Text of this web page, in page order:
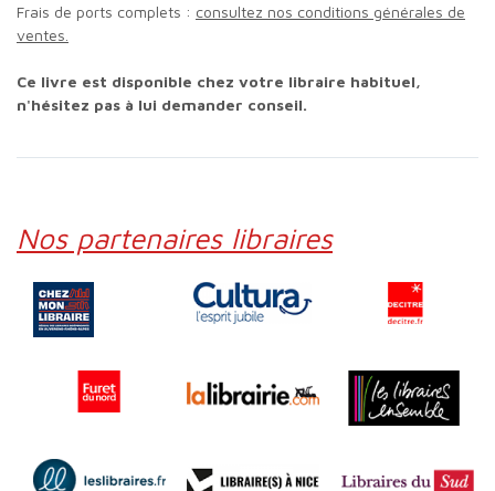
Frais de ports complets : consultez nos conditions générales de
ventes.
Ce livre est disponible chez votre libraire habituel,
n'hésitez pas à lui demander conseil.
Nos partenaires libraires